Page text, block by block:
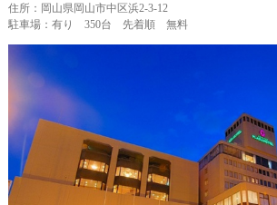
住所：岡山県岡山市中区浜2-3-12
駐車場：有り 350台 先着順 無料